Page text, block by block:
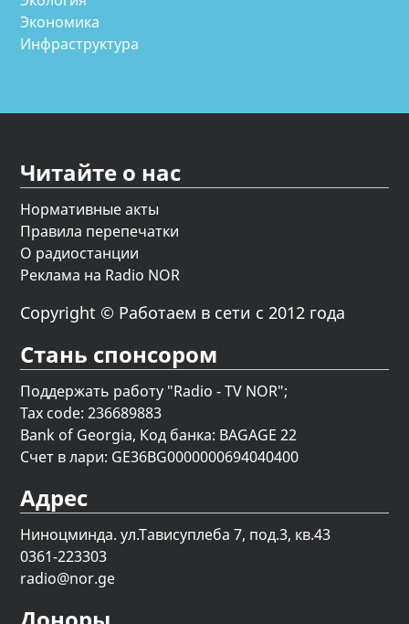
Экономика
Инфраструктура
Читайте о нас
Нормативные акты
Правила перепечатки
О радиостанции
Реклама на Radio NOR
Copyright © Работаем в сети с 2012 года
Стань спонсором
Поддержать работу "Radio - TV NOR";
Tax code: 236689883
Bank of Georgia, Код банка: BAGAGE 22
Счет в лари: GE36BG0000000694040400
Адрес
Ниноцминда. ул.Тависуплеба 7, под.3, кв.43
0361-223303
radio@nor.ge